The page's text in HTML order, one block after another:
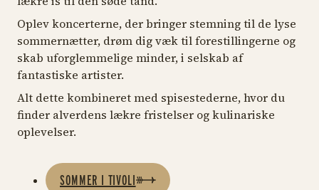
Oplev koncerterne, der bringer stemning til de lyse
sommernætter, drøm dig væk til forestillingerne og
skab uforglemmelige minder, i selskab af
fantastiske artister.
Alt dette kombineret med spisestederne, hvor du
finder alverdens lækre fristelser og kulinariske
oplevelser.
SOMMER I TIVOLI